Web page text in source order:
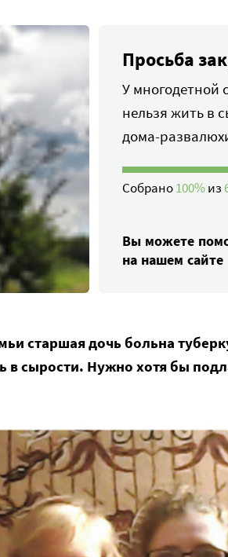
Просьба
У многодетной
нельзя жить в
дома-
Собрано100%из
Вы можете
на нашем сайте
старшая дочь больна
в сырости. Нужно хотя бы